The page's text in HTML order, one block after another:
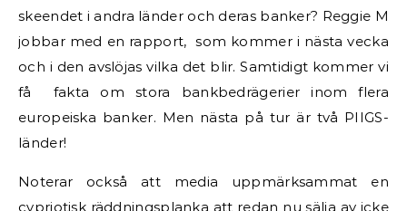
skeendet i andra länder och deras banker? Reggie M
jobbar med en rapport, som kommer i nästa vecka
och i den avslöjas vilka det blir. Samtidigt kommer vi
få fakta om stora bankbedrägerier inom flera
europeiska banker. Men nästa på tur är två PIIGS-
länder!
Noterar också att media uppmärksammat en
cypriotisk räddningsplanka att redan nu sälja av icke